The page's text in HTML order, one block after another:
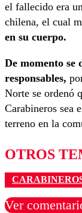
el fallecido era
chilena, el cual
en su cuerpo.
De momento se
responsables,
Norte se ordenó
Carabineros sea
terreno en la
OTROS
Ver